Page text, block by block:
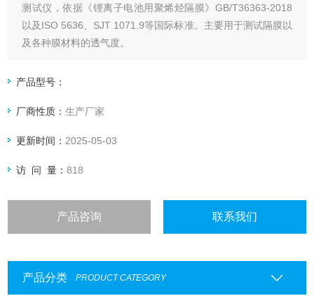
测试仪，依据《锂离子电池用聚烯烃隔膜》GB/T36363-2018
以及ISO 5636、SJT 1071.9等国际标准。主要用于测试隔膜以
及各种膜材料的透气度。
产品型号：
厂商性质：生产厂家
更新时间： 2025-05-03
访 问 量：818
产品咨询 联系我们
产品分类 PRODUCT CATEGORY